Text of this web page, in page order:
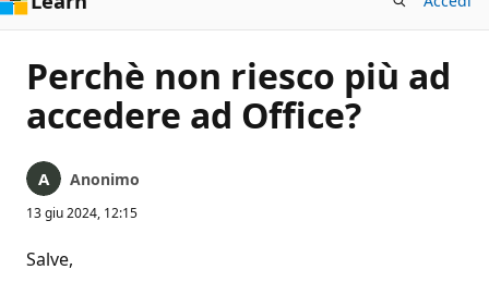
Perchè non riesco più ad
accedere ad Office?
Anonimo
13 giu 2024, 12:15
Salve,